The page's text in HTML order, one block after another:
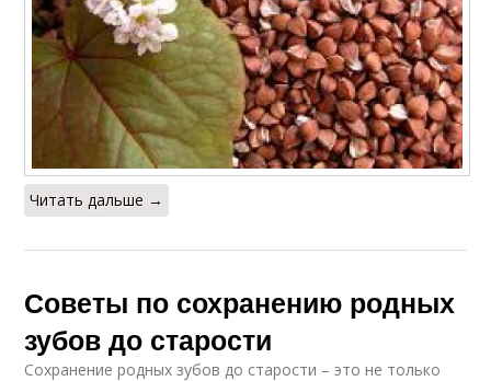
Читать дальше →
Советы по сохранению родных
зубов до старости
Сохранение родных зубов до старости – это не только